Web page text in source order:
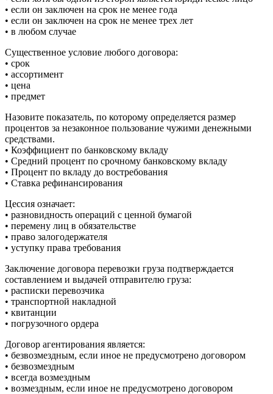
• если он заключен на срок не менее года
• если он заключен на срок не менее трех лет
• в любом случае
Существенное условие любого договора:
• срок
• ассортимент
• цена
• предмет
Назовите показатель, по которому определяется размер
процентов за незаконное пользование чужими денежными
средствами.
• Коэффициент по банковскому вкладу
• Средний процент по срочному банковскому вкладу
• Процент по вкладу до востребования
• Ставка рефинансирования
Цессия означает:
• разновидность операций с ценной бумагой
• перемену лиц в обязательстве
• право залогодержателя
• уступку права требования
Заключение договора перевозки груза подтверждается
составлением и выдачей отправителю груза:
• расписки перевозчика
• транспортной накладной
• квитанции
• погрузочного ордера
Договор агентирования является:
• безвозмездным, если иное не предусмотрено договором
• безвозмездным
• всегда возмездным
• возмездным, если иное не предусмотрено договором